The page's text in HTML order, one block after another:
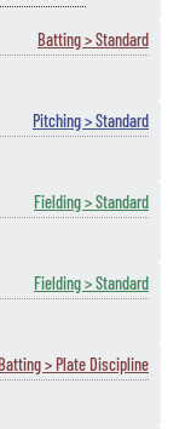
Batting > Standard
Pitching > Standard
Fielding > Standard
Fielding > Standard
Batting > Plate Discipline